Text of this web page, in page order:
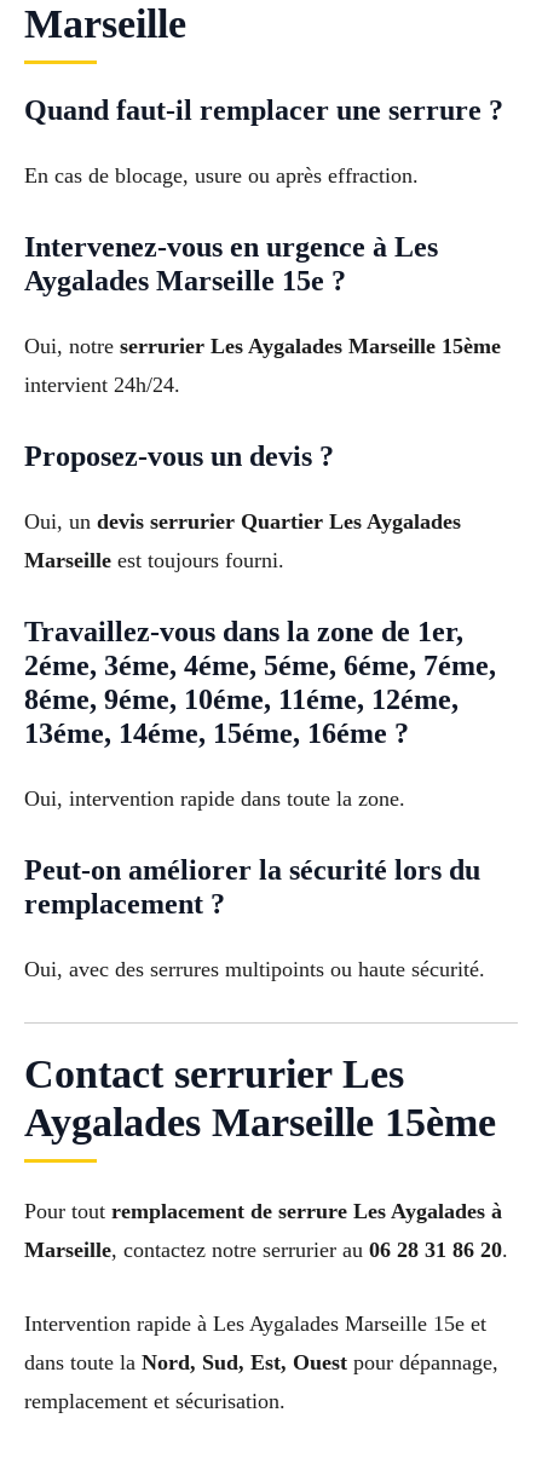
Marseille
Quand faut-il remplacer une serrure ?
En cas de blocage, usure ou après effraction.
Intervenez-vous en urgence à Les
Aygalades Marseille 15e ?
Oui, notre serrurier Les Aygalades Marseille 15ème
intervient 24h/24.
Proposez-vous un devis ?
Oui, un devis serrurier Quartier Les Aygalades
Marseille est toujours fourni.
Travaillez-vous dans la zone de 1er,
2éme, 3éme, 4éme, 5éme, 6éme, 7éme,
8éme, 9éme, 10éme, 11éme, 12éme,
13éme, 14éme, 15éme, 16éme ?
Oui, intervention rapide dans toute la zone.
Peut-on améliorer la sécurité lors du
remplacement ?
Oui, avec des serrures multipoints ou haute sécurité.
Contact serrurier Les
Aygalades Marseille 15ème
Pour tout remplacement de serrure Les Aygalades à
Marseille, contactez notre serrurier au 06 28 31 86 20.
Intervention rapide à Les Aygalades Marseille 15e et
dans toute la Nord, Sud, Est, Ouest pour dépannage,
remplacement et sécurisation.